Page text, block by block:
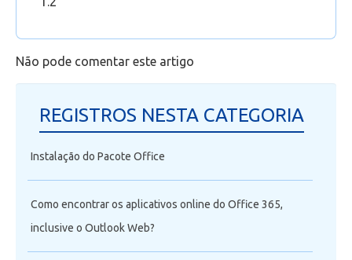
Acessando a equipe da sua aula no Microsoft
Teams através do Portal
Não pode comentar este artigo
REGISTROS NESTA CATEGORIA
Instalação do Pacote Office
Como encontrar os aplicativos online do Office 365,
inclusive o Outlook Web?